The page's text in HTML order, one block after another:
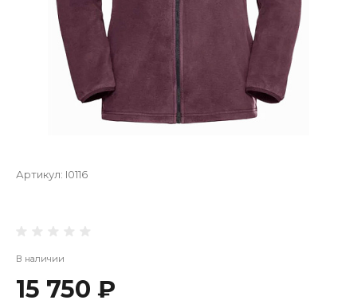
Артикул: I0116
В наличии
15 750 ₽